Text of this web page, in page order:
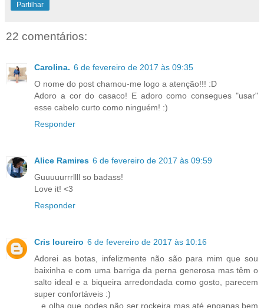
Partilhar
22 comentários:
Carolina. 6 de fevereiro de 2017 às 09:35
O nome do post chamou-me logo a atenção!!! :D
Adoro a cor do casaco! E adoro como consegues "usar"
esse cabelo curto como ninguém! :)
Responder
Alice Ramires 6 de fevereiro de 2017 às 09:59
Guuuuurrrllll so badass!
Love it! <3
Responder
Cris loureiro 6 de fevereiro de 2017 às 10:16
Adorei as botas, infelizmente não são para mim que sou
baixinha e com uma barriga da perna generosa mas têm o
salto ideal e a biqueira arredondada como gosto, parecem
super confortáveis :)
...e olha que podes não ser rockeira mas até enganas bem